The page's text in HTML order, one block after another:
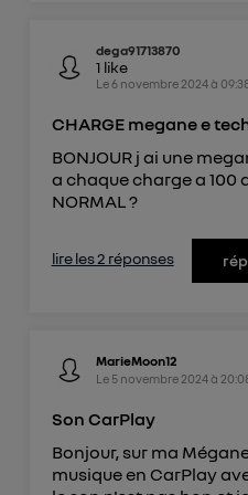
dega91713870
1 like
Le6 novembre 2024à
CHARGE megane e
BONJOUR j ai une
a chaque charge a 100
NORMAL ?
lire les 2 réponses
MarieMoon12
Le 5 novembre 2024à
Son CarPlay
Bonjour, sur ma
musique en CarPlay